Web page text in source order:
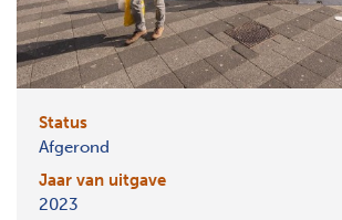
Status
Afgerond
Jaar van uitgave
2023